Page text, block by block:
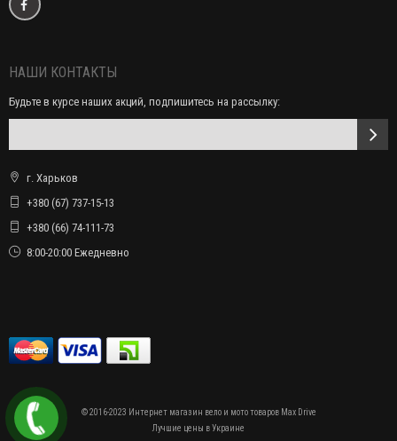
НАШИ КОНТАКТЫ
Будьте в курсе наших акций, подпишитесь на рассылку:
г. Харьков
+380 (67) 737-15-13
+380 (66) 74-111-73
8:00-20:00 Ежедневно
© 2016-2023 Интернет магазин вело и мото товаров Max Drive
Лучшие цены в Украине